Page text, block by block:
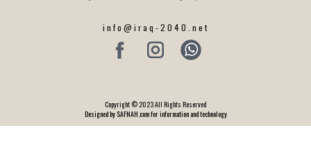
info@iraq-2040.net
Copyright © 2023 All Rights Reserved
Designed by SAFNAH.com for information and technology